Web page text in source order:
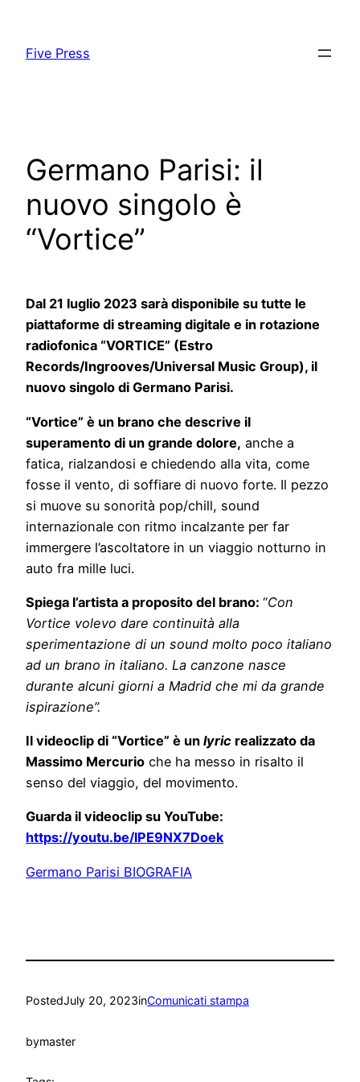
content
Five Press
Germano Parisi: il
nuovo singolo è
“Vortice”
Dal 21 luglio 2023 sarà disponibile su tutte le
piattaforme di streaming digitale e in rotazione
radiofonica “VORTICE” (Estro
Records/Ingrooves/Universal Music Group), il
nuovo singolo di Germano Parisi.
“Vortice” è un brano che descrive il
superamento di un grande dolore, anche a
fatica, rialzandosi e chiedendo alla vita, come
fosse il vento, di soffiare di nuovo forte. Il pezzo
si muove su sonorità pop/chill, sound
internazionale con ritmo incalzante per far
immergere l’ascoltatore in un viaggio notturno in
auto fra mille luci.
Spiega l’artista a proposito del brano: “Con
Vortice volevo dare continuità alla
sperimentazione di un sound molto poco italiano
ad un brano in italiano. La canzone nasce
durante alcuni giorni a Madrid che mi da grande
ispirazione”.
Il videoclip di “Vortice” è un lyric realizzato da
Massimo Mercurio che ha messo in risalto il
senso del viaggio, del movimento.
Guarda il videoclip su YouTube:
https://youtu.be/lPE9NX7Doek
Germano Parisi BIOGRAFIA
PostedJuly 20, 2023inComunicati stampa
bymaster